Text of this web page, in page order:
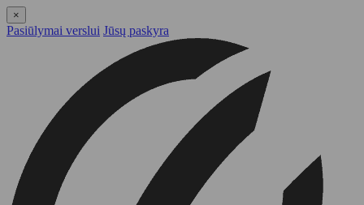
×
Pasiūlymai verslui Jūsų paskyra